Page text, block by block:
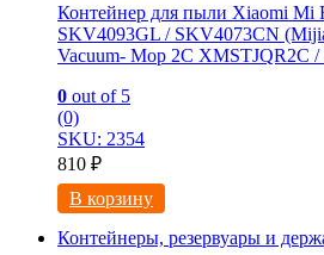
Контейнер для пыли Xiaomi Mi
SKV4093GL / SKV4073CN
Vacuum- Mop 2C XMSTJQR2C /
0 out of 5
(0)
SKU: 2354
810 ₽
В корзину
Контейнеры, резервуары и